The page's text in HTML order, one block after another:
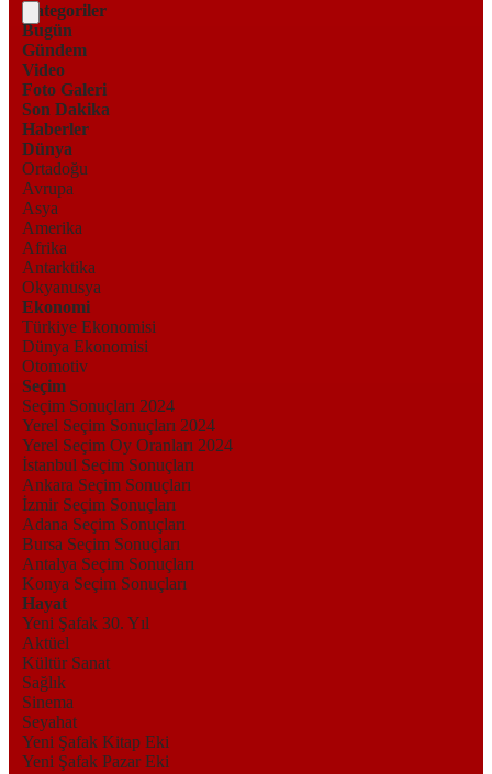
Kategoriler
Bugün
Gündem
Video
Foto Galeri
Son Dakika
Haberler
Dünya
Ortadoğu
Avrupa
Asya
Amerika
Afrika
Antarktika
Okyanusya
Ekonomi
Türkiye Ekonomisi
Dünya Ekonomisi
Otomotiv
Seçim
Seçim Sonuçları 2024
Yerel Seçim Sonuçları 2024
Yerel Seçim Oy Oranları 2024
İstanbul Seçim Sonuçları
Ankara Seçim Sonuçları
İzmir Seçim Sonuçları
Adana Seçim Sonuçları
Bursa Seçim Sonuçları
Antalya Seçim Sonuçları
Konya Seçim Sonuçları
Hayat
Yeni Şafak 30. Yıl
Aktüel
Kültür Sanat
Sağlık
Sinema
Seyahat
Yeni Şafak Kitap Eki
Yeni Şafak Pazar Eki